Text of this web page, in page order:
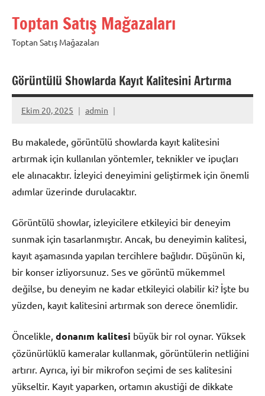
Toptan Satış Mağazaları
Toptan Satış Mağazaları
Görüntülü Showlarda Kayıt Kalitesini Artırma
Ekim 20, 2025 admin
Bu makalede, görüntülü showlarda kayıt kalitesini
artırmak için kullanılan yöntemler, teknikler ve ipuçları
ele alınacaktır. İzleyici deneyimini geliştirmek için önemli
adımlar üzerinde durulacaktır.
Görüntülü showlar, izleyicilere etkileyici bir deneyim
sunmak için tasarlanmıştır. Ancak, bu deneyimin kalitesi,
kayıt aşamasında yapılan tercihlere bağlıdır. Düşünün ki,
bir konser izliyorsunuz. Ses ve görüntü mükemmel
değilse, bu deneyim ne kadar etkileyici olabilir ki? İşte bu
yüzden, kayıt kalitesini artırmak son derece önemlidir.
Öncelikle, donanım kalitesi büyük bir rol oynar. Yüksek
çözünürlüklü kameralar kullanmak, görüntülerin netliğini
artırır. Ayrıca, iyi bir mikrofon seçimi de ses kalitesini
yükseltir. Kayıt yaparken, ortamın akustiği de dikkate